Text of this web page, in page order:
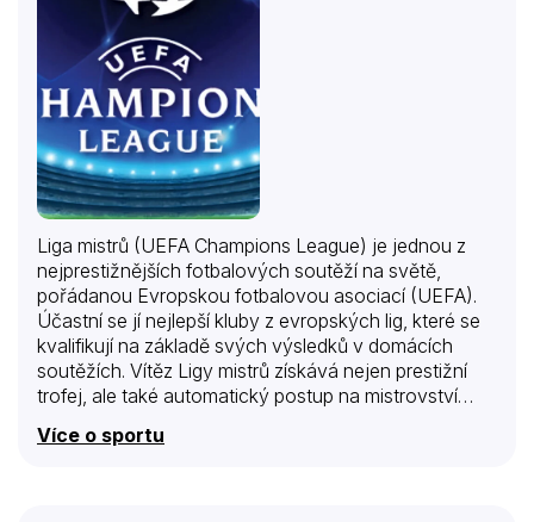
Liga mistrů (UEFA Champions League) je jednou z
nejprestižnějších fotbalových soutěží na světě,
pořádanou Evropskou fotbalovou asociací (UEFA).
Účastní se jí nejlepší kluby z evropských lig, které se
kvalifikují na základě svých výsledků v domácích
soutěžích. Vítěz Ligy mistrů získává nejen prestižní
trofej, ale také automatický postup na mistrovství
vítězem Evropské ligy o evropský Superpohár. Kdo
Více o sportu